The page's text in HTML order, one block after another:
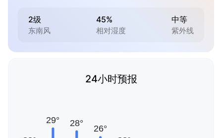
2级
东南风
45%
相对湿度
中等
紫外线
24小时预报